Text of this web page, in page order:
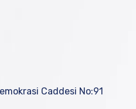
Caddesi No:91